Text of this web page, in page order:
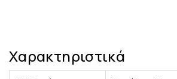
Χαρακτηριστικά